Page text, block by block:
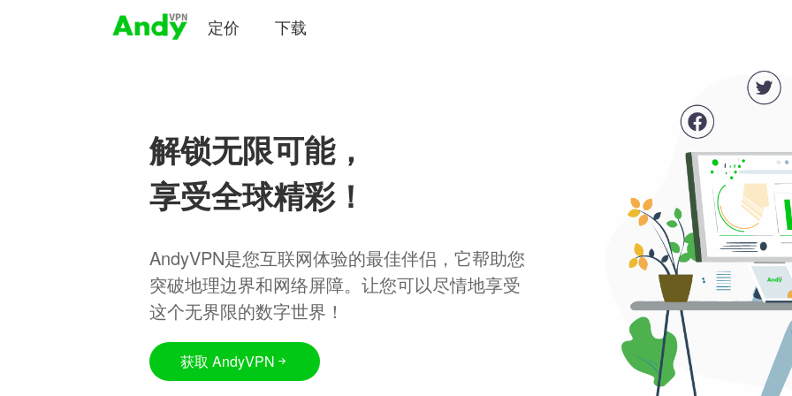
定价 下载
解锁无限可能，
享受全球精彩！
AndyVPN是您互联网体验的最佳伴侣，它帮助您
突破地理边界和网络屏障。让您可以尽情地享受
这个无界限的数字世界！
获取 AndyVPN